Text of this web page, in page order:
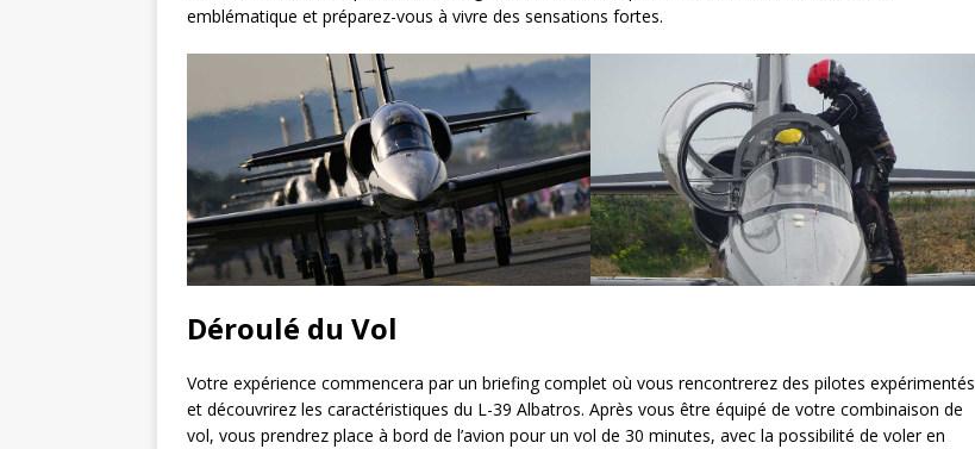
emblématique et préparez-vous à vivre des sensations fortes.
Déroulé du Vol
Votre expérience commencera par un briefing complet où vous rencontrerez des pilotes expérimentés
et découvrirez les caractéristiques du L-39 Albatros. Après vous être équipé de votre combinaison de
vol, vous prendrez place à bord de l’avion pour un vol de 30 minutes, avec la possibilité de voler en